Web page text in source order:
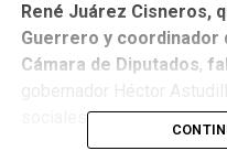
René Juárez Cisneros,
Guerrero y coordinador
Cámara de Diputados,
sociales.